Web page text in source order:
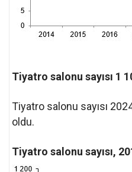
Tiyatro salonu sayısı 1
Tiyatro salonu sayısı
oldu.
Tiyatro salonu sayısı,